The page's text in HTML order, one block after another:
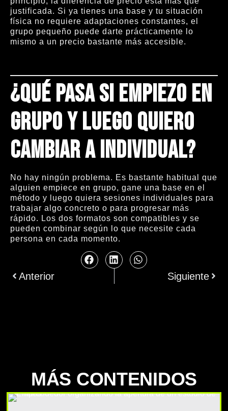
justificada. Si ya tienes una base y tu situación
física no requiere adaptaciones constantes, el
grupo pequeño puede darte prácticamente lo
mismo a un precio bastante más accesible.
¿Qué pasa si empiezo en
grupo y luego quiero
cambiar a individual?
No hay ningún problema. Es bastante habitual que
alguien empiece en grupo, gane una base en el
método y luego quiera sesiones individuales para
trabajar algo concreto o para progresar más
rápido. Los dos formatos son compatibles y se
pueden combinar según lo que necesite cada
persona en cada momento.
Anterior Siguiente
MÁS CONTENIDOS